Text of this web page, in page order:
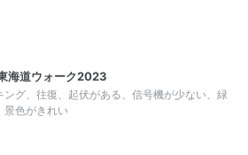
海道ウォーク2023
ング、往復、起伏がある、信号機が少ない、緑
景色がきれい